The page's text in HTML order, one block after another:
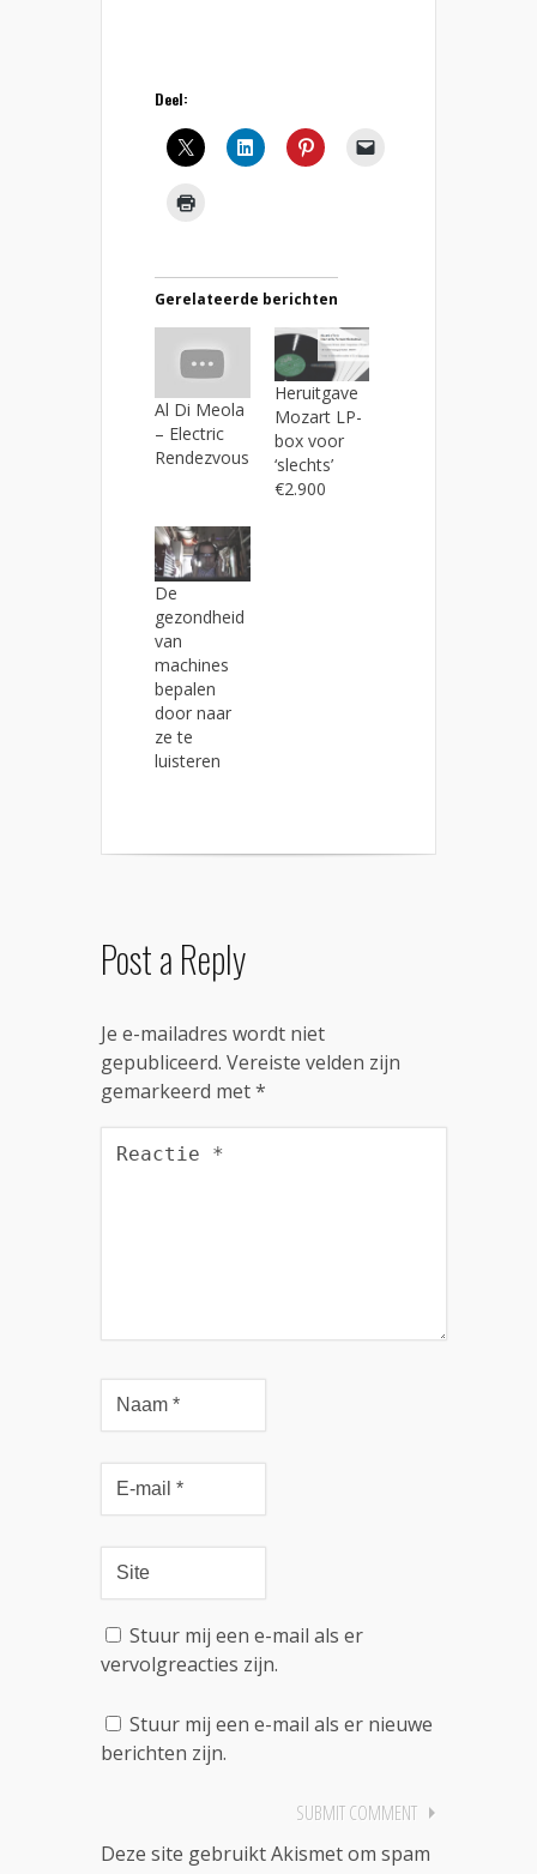
Deel:
Gerelateerde berichten
Al Di Meola
– Electric
Rendezvous
Heruitgave
Mozart LP-
box voor
‘slechts’
€2.900
De
gezondheid
van
machines
bepalen
door naar
ze te
luisteren
Post a Reply
Je e-mailadres wordt niet
gepubliceerd. Vereiste velden zijn
gemarkeerd met*
Stuur mij een e-mail als er
vervolgreacties zijn.
Stuur mij een e-mail als er nieuwe
berichten zijn.
Deze site gebruikt Akismet om spam